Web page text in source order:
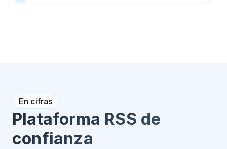
En cifras
Plataforma RSS de
confianza